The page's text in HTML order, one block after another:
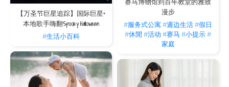
赛马博物馆到百年教堂的雅致
漫步
#服务式公寓#週边生活#假日
#休閒 #活动 #赛马 #小提示#
家庭
【万圣节巨星追踪】国际巨星×
本地歌手嗨翻Spooky Halloween
#生活小百科